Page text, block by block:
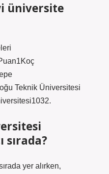
üniversite
Teknik Üniversitesi
sırada?
yer alırken,